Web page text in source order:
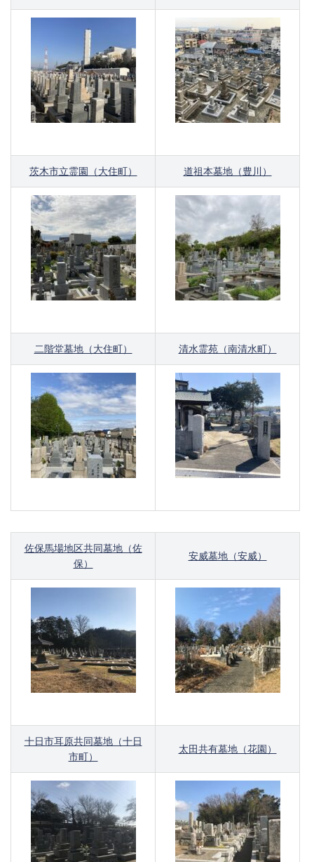
茨木市立霊園（大住町） 道祖本墓地（豊川）
二階堂墓地（大住町） 清水霊苑（南清水町）
佐保馬場地区共同墓地（佐
保）
安威墓地（安威）
十日市耳原共同墓地（十日
市町）
太田共有墓地（花園）